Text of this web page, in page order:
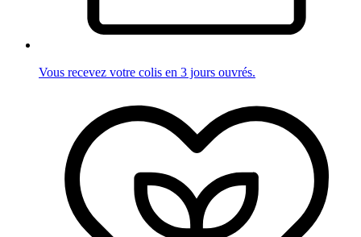
Vous recevez votre colis en 3 jours ouvrés.